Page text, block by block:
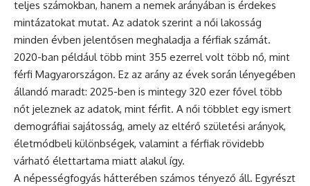
teljes számokban, hanem a nemek arányában is érdekes
mintázatokat mutat. Az adatok szerint a női lakosság
minden évben jelentősen meghaladja a férfiak számát.
2020-ban például több mint 355 ezerrel volt több nő, mint
férfi Magyarországon. Ez az arány az évek során lényegében
állandó maradt: 2025-ben is mintegy 320 ezer fővel több
nőt jeleznek az adatok, mint férfit. A női többlet egy ismert
demográfiai sajátosság, amely az eltérő születési arányok,
életmódbeli különbségek, valamint a férfiak rövidebb
várható élettartama miatt alakul így.
A népességfogyás hátterében számos tényező áll. Egyrészt